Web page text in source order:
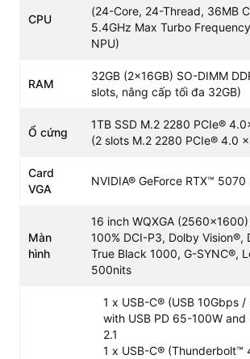
Thiết Kế Cao Cấp & Tản Nhiệt
Lenovo Legion 7 16IAX10
cấp, chắc chắn và sang trọng với
mạnh mẽ. Hệ thống tản nhiệt Legion
cường độ cao trong thời gian dài, đảm
được phát huy tối đa.
Màn Hình OLED WQXGA 165Hz
Hình Ảnh Đỉnh Cao
Màn hình 16 inch OLED độ phân giải
số quét 165Hz mang lại hình ảnh sắc
độ tương phản sâu và chuyển động
Đây là lợi thế cực lớn cho cả gaming
họa, chỉnh sửa ảnh và video chuyên
CPU
(24-Core, 24-Thread, 36MB
5.4GHz Max Turbo
NPU)
RAM
32GB (2x16GB) SO-DIMM
slots, nâng cấp tối đa 32GB)
Ổ cứng
1TB SSD M.2 2280 PCIe®
(2 slots M.2 2280 PCIe® 4.0
Card
VGA
NVIDIA® GeForce RTX™ 5070
Màn
hình
16 inch WQXGA (2560×1600)
100% DCI-P3, Dolby Vision®,
True Black 1000, G-SYNC®,
500nits
1 x USB-C® (USB 10Gbps /
with USB PD 65-100W and
2.1
1 x USB-C® (Thunderbolt™